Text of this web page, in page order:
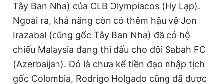
Tây Ban Nha) của CLB Olympiacos (Hy Lạp).
Ngoài ra, khả năng còn có thêm hậu vệ Jon
Irazabal (cũng gốc Tây Ban Nha) đã có hộ
chiếu Malaysia đang thi đấu cho đội Sabah FC
(Azerbaijan). Đó là chưa kể tiền đạo nhập tịch
gốc Colombia, Rodrigo Holgado cũng đã được